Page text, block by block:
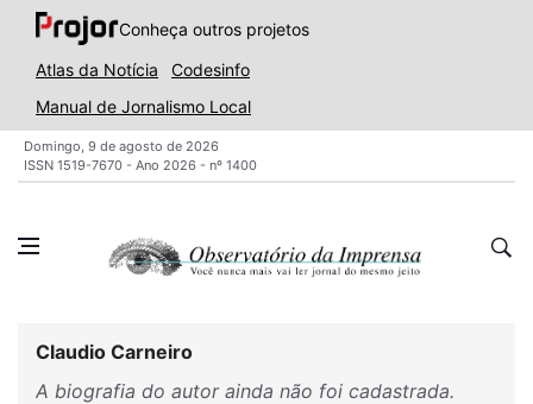
Conheça outros projetos
Atlas da Notícia
Codesinfo
Manual de Jornalismo Local
Domingo, 9 de agosto de 2026
ISSN 1519-7670 - Ano 2026 - nº 1400
Claudio Carneiro
A biografia do autor ainda não foi cadastrada.